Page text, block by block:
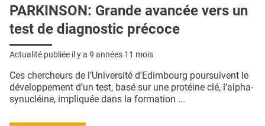
E-REVUE SAD
QUI SOMMES-NOUS ?
en
PARKINSON: Grande avancée vers un
test de diagnostic précoce
Actualité publiée il y a 9 années 11 mois
Ces chercheurs de l’Université d'Edimbourg poursuivent le
développement d’un test, basé sur une protéine clé, l’alpha-
synucléine, impliquée dans la formation ...